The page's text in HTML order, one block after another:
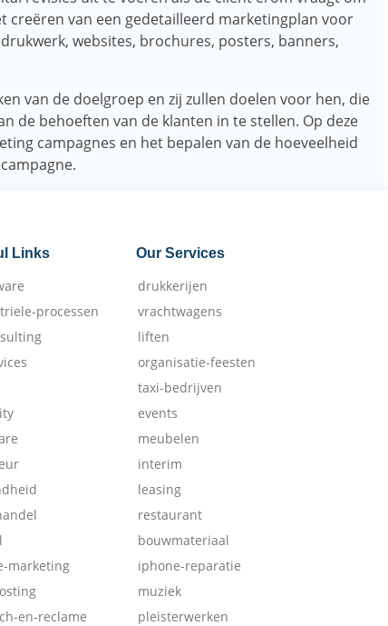
creëren van een gedetailleerd marketingplan voor
websites, brochures, posters, banners,
van de doelgroep en zij zullen doelen voor hen, die
de behoeften van de klanten in te stellen. Op deze
campagnes en het bepalen van de hoeveelheid
Links
processen
marketing
en-reclame
Our Services
drukkerijen
vrachtwagens
liften
organisatie-feesten
taxi-bedrijven
events
meubelen
interim
leasing
restaurant
bouwmateriaal
iphone-reparatie
muziek
pleisterwerken